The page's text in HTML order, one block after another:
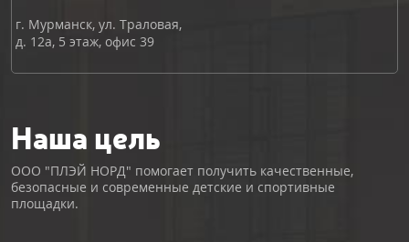
г. Мурманск, ул. Траловая,
д. 12а, 5 этаж, офис 39
Наша цель
ООО "ПЛЭЙ НОРД" помогает получить качественные,
безопасные и современные детские и спортивные
площадки.